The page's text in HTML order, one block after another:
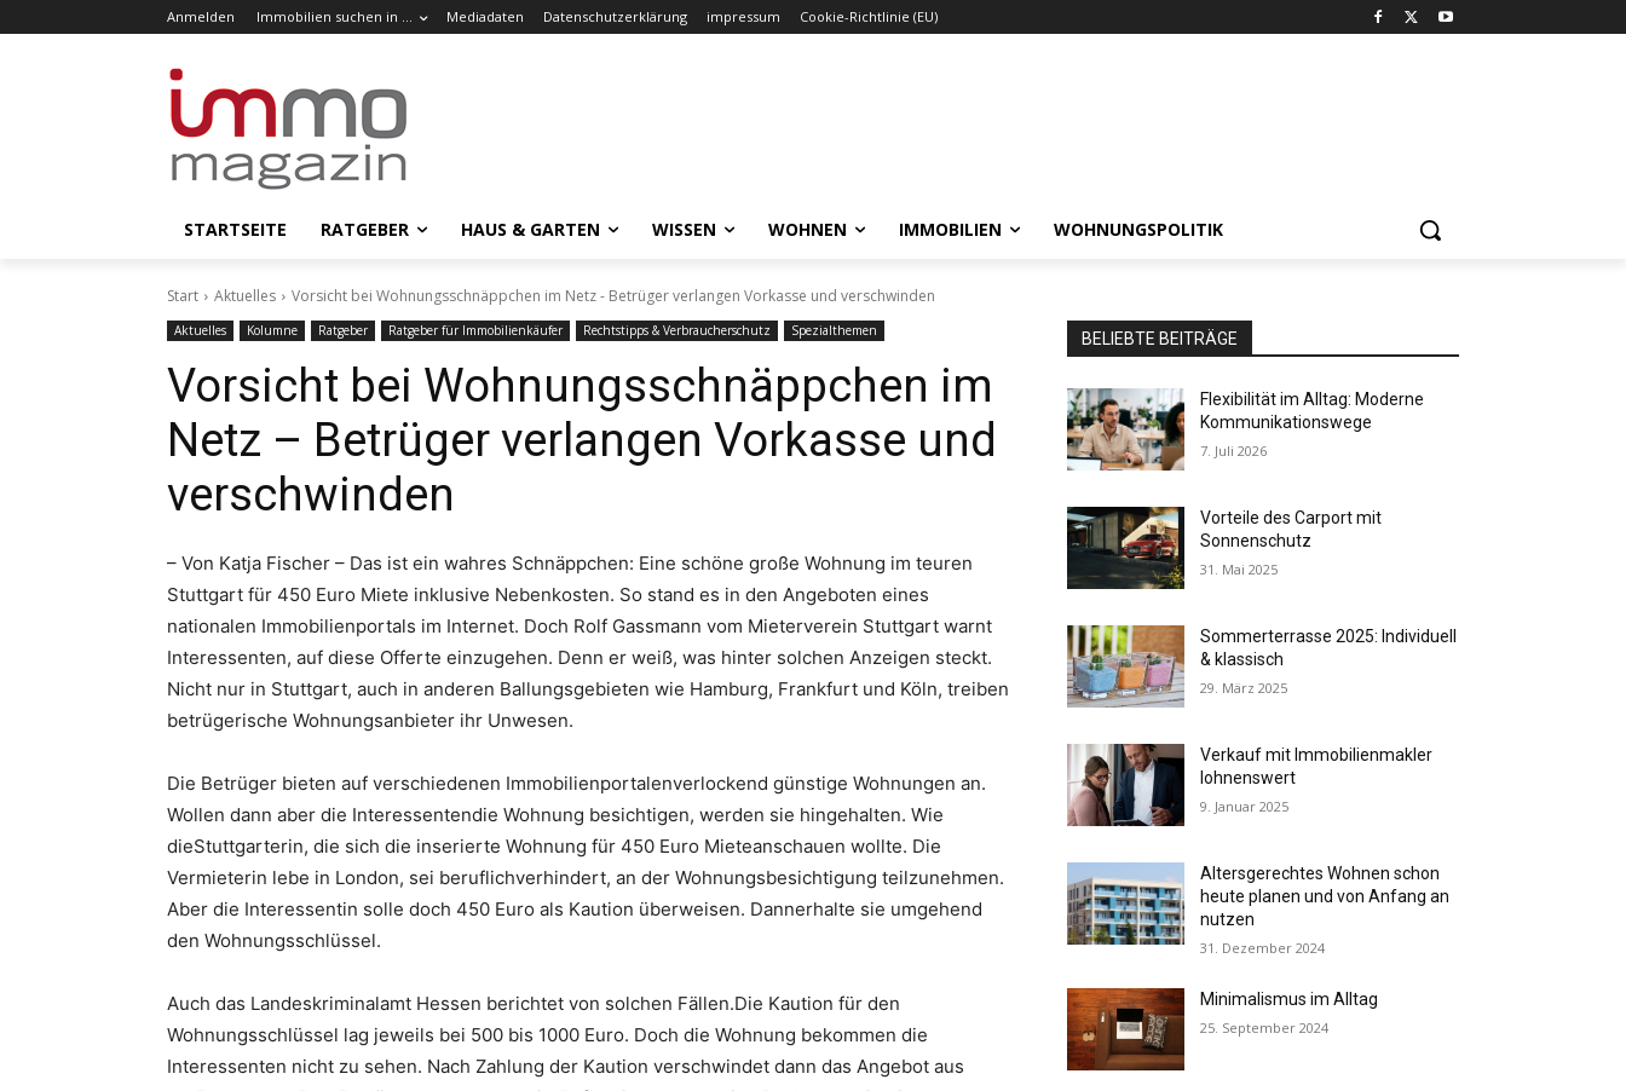
Anmelden Immobilien suchen in … Mediadaten Datenschutzerklärung impressum Cookie-Richtlinie (EU)
STARTSEITE RATGEBER HAUS & GARTEN WISSEN WOHNEN IMMOBILIEN WOHNUNGSPOLITIK
Start Aktuelles Vorsicht bei Wohnungsschnäppchen im Netz - Betrüger verlangen Vorkasse und verschwinden
Aktuelles Kolumne Ratgeber Ratgeber für Immobilienkäufer Rechtstipps & Verbraucherschutz Spezialthemen
Vorsicht bei Wohnungsschnäppchen im
Netz – Betrüger verlangen Vorkasse und
verschwinden
– Von Katja Fischer – Das ist ein wahres Schnäppchen: Eine schöne große Wohnung im teuren
Stuttgart für 450 Euro Miete inklusive Nebenkosten. So stand es in den Angeboten eines
nationalen Immobilienportals im Internet. Doch Rolf Gassmann vom Mieterverein Stuttgart warnt
Interessenten, auf diese Offerte einzugehen. Denn er weiß, was hinter solchen Anzeigen steckt.
Nicht nur in Stuttgart, auch in anderen Ballungsgebieten wie Hamburg, Frankfurt und Köln, treiben
betrügerische Wohnungsanbieter ihr Unwesen.
Die Betrüger bieten auf verschiedenen Immobilienportalenverlockend günstige Wohnungen an.
Wollen dann aber die Interessentendie Wohnung besichtigen, werden sie hingehalten. Wie
dieStuttgarterin, die sich die inserierte Wohnung für 450 Euro Mieteanschauen wollte. Die
Vermieterin lebe in London, sei beruflichverhindert, an der Wohnungsbesichtigung teilzunehmen.
Aber die Interessentin solle doch 450 Euro als Kaution überweisen. Dannerhalte sie umgehend
den Wohnungsschlüssel.
Auch das Landeskriminalamt Hessen berichtet von solchen Fällen.Die Kaution für den
Wohnungsschlüssel lag jeweils bei 500 bis 1000 Euro. Doch die Wohnung bekommen die
Interessenten nicht zu sehen. Nach Zahlung der Kaution verschwindet dann das Angebot aus
BELIEBTE BEITRÄGE
Flexibilität im Alltag: Moderne
Kommunikationswege
7. Juli 2026
Vorteile des Carport mit
Sonnenschutz
31. Mai 2025
Sommerterrasse 2025: Individuell
& klassisch
29. März 2025
Verkauf mit Immobilienmakler
lohnenswert
9. Januar 2025
Altersgerechtes Wohnen schon
heute planen und von Anfang an
nutzen
31. Dezember 2024
Minimalismus im Alltag
25. September 2024